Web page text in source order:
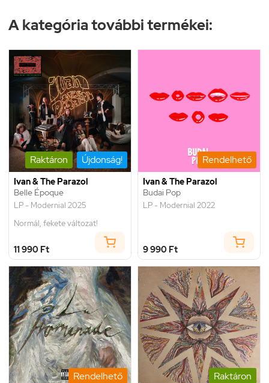
A kategória további termékei:
Raktáron Újdonság!
Ivan & The Parazol
Belle Époque
LP - Modernial 2025
Normál, fekete változat!
11 990 Ft
Rendelhető
Ivan & The Parazol
Budai Pop
LP - Modernial 2022
9 990 Ft
Rendelhető Raktáron